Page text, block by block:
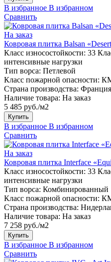
В избранное В избранном
Сравнить
На заказ
Ковровая плитка Balsan
Класс износостойкости: 33
интенсивные нагрузки
Тип ворса: Петлевой
Класс пожарной опасности:
Страна производства: Франция
Наличие товара: На заказ
5 485 руб./м2
Купить
В избранное В избранном
Сравнить
На заказ
Ковровая плитка Interface
Класс износостойкости: 33
интенсивные нагрузки
Тип ворса: Комбинированный
Класс пожарной опасности:
Страна производства:
Наличие товара: На заказ
7 258 руб./м2
Купить
В избранное В избранном
Сравнить